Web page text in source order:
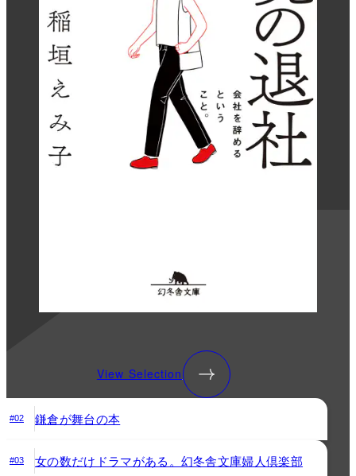
View Selection
#02 鎌倉が舞台の本
#03 女の数だけドラマがある。幻冬舎文庫婦人倶楽部